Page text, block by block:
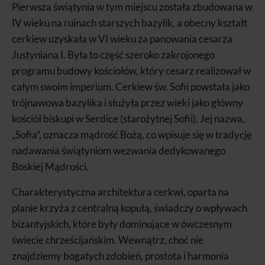
Pierwsza świątynia w tym miejscu została zbudowana w
IV wieku na ruinach starszych bazylik, a obecny kształt
cerkiew uzyskała w VI wieku za panowania cesarza
Justyniana I. Była to część szeroko zakrojonego
programu budowy kościołów, który cesarz realizował w
całym swoim imperium. Cerkiew św. Sofii powstała jako
trójnawowa bazylika i służyła przez wieki jako główny
kościół biskupi w Serdice (starożytnej Sofii). Jej nazwa,
„Sofia”, oznacza mądrość Bożą, co wpisuje się w tradycję
nadawania świątyniom wezwania dedykowanego
Boskiej Mądrości.
Charakterystyczna architektura cerkwi, oparta na
planie krzyża z centralną kopułą, świadczy o wpływach
bizantyjskich, które były dominujące w ówczesnym
świecie chrześcijańskim. Wewnątrz, choć nie
znajdziemy bogatych zdobień, prostota i harmonia